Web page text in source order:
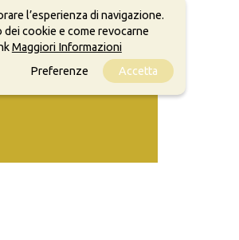
l’esperienza di navigazione.
cookie e come revocarne
Maggiori Informazioni
Preferenze
Accetta